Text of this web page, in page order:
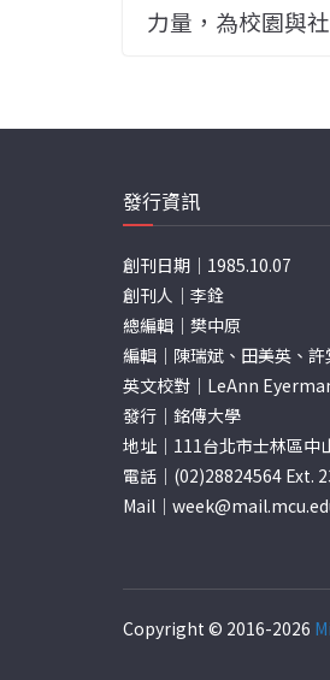
力量，為校園與
發行資訊
創刊日期｜1985.10.07
創刊人｜李銓
總編輯｜樊中原
編輯｜陳瑞斌、田美英、許
英文校對｜LeAnn
發行｜銘傳大學
地址｜111台北市士林區中
電話｜(02)28824564 Ext.
Mail｜
Copyright © 2016-2026